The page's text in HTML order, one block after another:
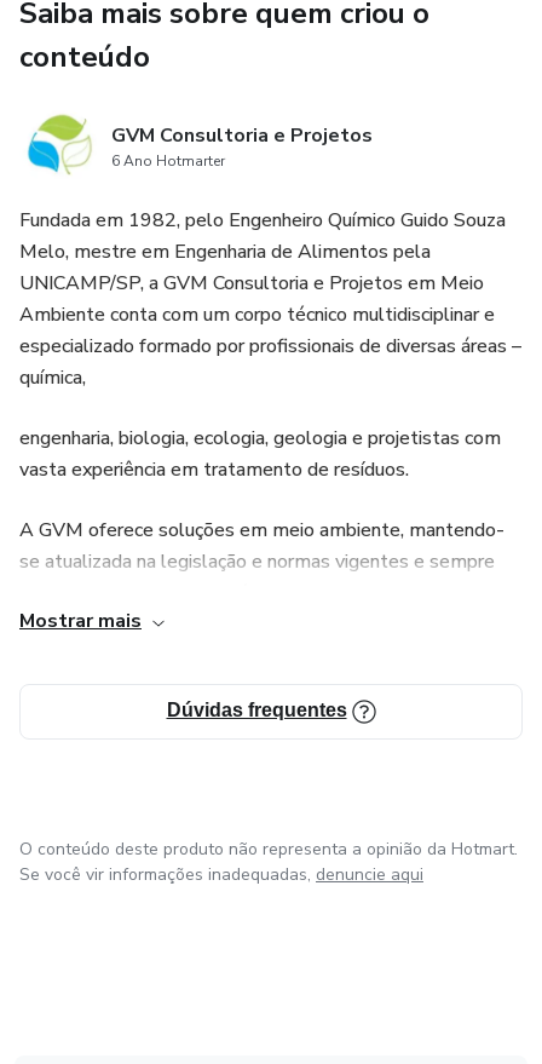
Saiba mais sobre quem criou o
conteúdo
GVM Consultoria e Projetos
6 Ano Hotmarter
Fundada em 1982, pelo Engenheiro Químico Guido Souza
Melo, mestre em Engenharia de Alimentos pela
UNICAMP/SP, a GVM Consultoria e Projetos em Meio
Ambiente conta com um corpo técnico multidisciplinar e
especializado formado por profissionais de diversas áreas –
química,
engenharia, biologia, ecologia, geologia e projetistas com
vasta experiência em tratamento de resíduos.
A GVM oferece soluções em meio ambiente, mantendo-
se atualizada na legislação e normas vigentes e sempre
relação custo/benefício para sua empresa.
Em busca do melhoramento contínuo de nossos serviços,
participamos do Programa Gaúcho da Qualidade e
Produtividade.
Destaque Empresarial do ano - Qualidade e Tecnologia
Ambiental, promovido pela
Mostrar mais
Dúvidas frequentes
O conteúdo deste produto não representa a opinião da Hotmart.
Se você vir informações inadequadas, denuncie aqui